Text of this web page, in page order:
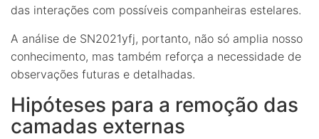
das interações com possíveis companheiras estelares.
A análise de SN2021yfj, portanto, não só amplia nosso
conhecimento, mas também reforça a necessidade de
observações futuras e detalhadas.
Hipóteses para a remoção das
camadas externas